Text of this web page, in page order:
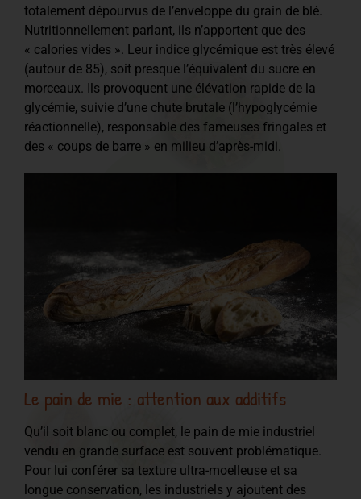
totalement dépourvus de l’enveloppe du grain de blé.
Nutritionnellement parlant, ils n’apportent que des
« calories vides ». Leur indice glycémique est très élevé
(autour de 85), soit presque l’équivalent du sucre en
morceaux. Ils provoquent une élévation rapide de la
glycémie, suivie d’une chute brutale (l’hypoglycémie
réactionnelle), responsable des fameuses fringales et
des « coups de barre » en milieu d’après-midi.
Le pain de mie : attention aux additifs
Qu’il soit blanc ou complet, le pain de mie industriel
vendu en grande surface est souvent problématique.
Pour lui conférer sa texture ultra-moelleuse et sa
longue conservation, les industriels y ajoutent des